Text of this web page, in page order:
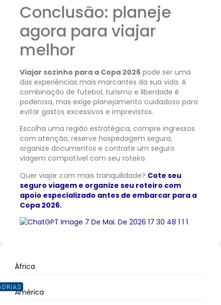
Conclusão: planeje
agora para viajar
melhor
Viajar sozinho para a Copa 2026 pode ser uma
das experiências mais marcantes da sua vida. A
combinação de futebol, turismo e liberdade é
poderosa, mas exige planejamento cuidadoso para
evitar gastos excessivos e imprevistos.
Escolha uma região estratégica, compre ingressos
com atenção, reserve hospedagem segura,
organize documentos e contrate um seguro
viagem compatível com seu roteiro.
Quer viajar com mais tranquilidade? Cote seu
seguro viagem e organize seu roteiro com
apoio especializado antes de embarcar para a
Copa 2026.
África
América